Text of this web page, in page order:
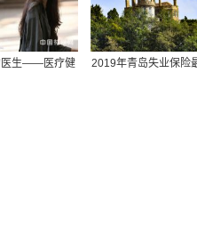
保怎样转到苏州园区
医生——医疗健
2019年青岛失业保险